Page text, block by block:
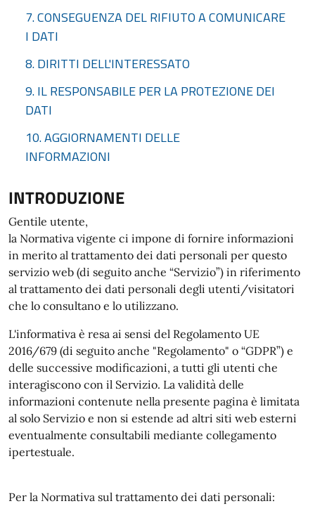
7. CONSEGUENZA DEL RIFIUTO A COMUNICARE
I DATI
8. DIRITTI DELL'INTERESSATO
9. IL RESPONSABILE PER LA PROTEZIONE DEI
DATI
10. AGGIORNAMENTI DELLE
INFORMAZIONI
INTRODUZIONE
Gentile utente,
la Normativa vigente ci impone di fornire informazioni
in merito al trattamento dei dati personali per questo
servizio web (di seguito anche “Servizio”) in riferimento
al trattamento dei dati personali degli utenti/visitatori
che lo consultano e lo utilizzano.
L'informativa è resa ai sensi del Regolamento UE
2016/679 (di seguito anche "Regolamento" o “GDPR”) e
delle successive modificazioni, a tutti gli utenti che
interagiscono con il Servizio. La validità delle
informazioni contenute nella presente pagina è limitata
al solo Servizio e non si estende ad altri siti web esterni
eventualmente consultabili mediante collegamento
ipertestuale.
Per la Normativa sul trattamento dei dati personali: